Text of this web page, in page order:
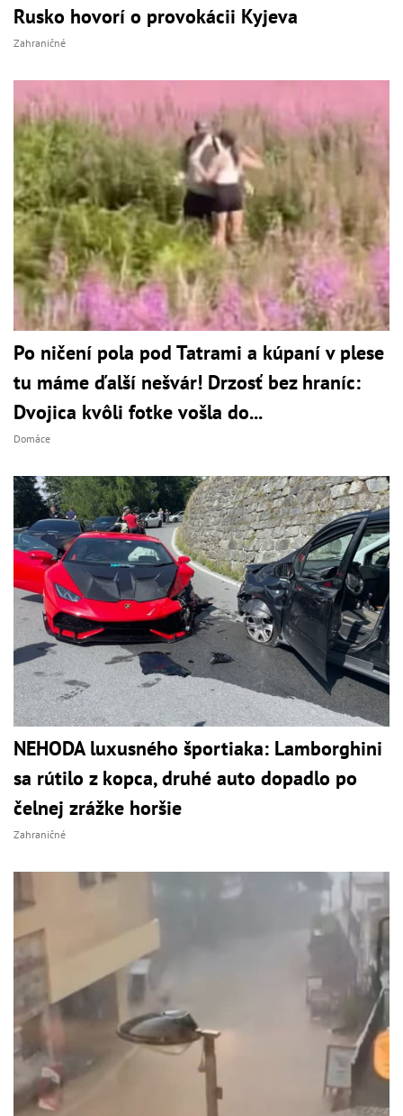
Rusko hovorí o provokácii Kyjeva
Zahraničné
Po ničení pola pod Tatrami a kúpaní v plese
tu máme ďalší nešvár! Drzosť bez hraníc:
Dvojica kvôli fotke vošla do...
Domáce
NEHODA luxusného športiaka: Lamborghini
sa rútilo z kopca, druhé auto dopadlo po
čelnej zrážke horšie
Zahraničné